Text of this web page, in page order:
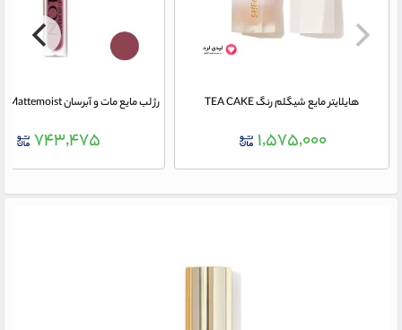
هایلایتر مایع شیگلم رنگ TEA CAKE
۱,۵۷۵,۰۰۰ ۷۴۳,۴۷۵